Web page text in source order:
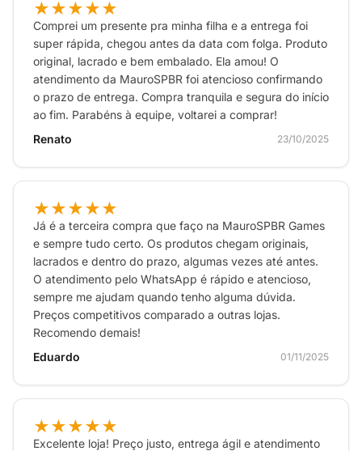
★★★★★
Comprei um presente pra minha filha e a entrega foi
super rápida, chegou antes da data com folga. Produto
original, lacrado e bem embalado. Ela amou! O
atendimento da MauroSPBR foi atencioso confirmando
o prazo de entrega. Compra tranquila e segura do início
ao fim. Parabéns à equipe, voltarei a comprar!
Renato
23/10/2025
★★★★★
Já é a terceira compra que faço na MauroSPBR Games
e sempre tudo certo. Os produtos chegam originais,
lacrados e dentro do prazo, algumas vezes até antes.
O atendimento pelo WhatsApp é rápido e atencioso,
sempre me ajudam quando tenho alguma dúvida.
Preços competitivos comparado a outras lojas.
Recomendo demais!
Eduardo
01/11/2025
★★★★★
Excelente loja! Preço justo, entrega ágil e atendimento